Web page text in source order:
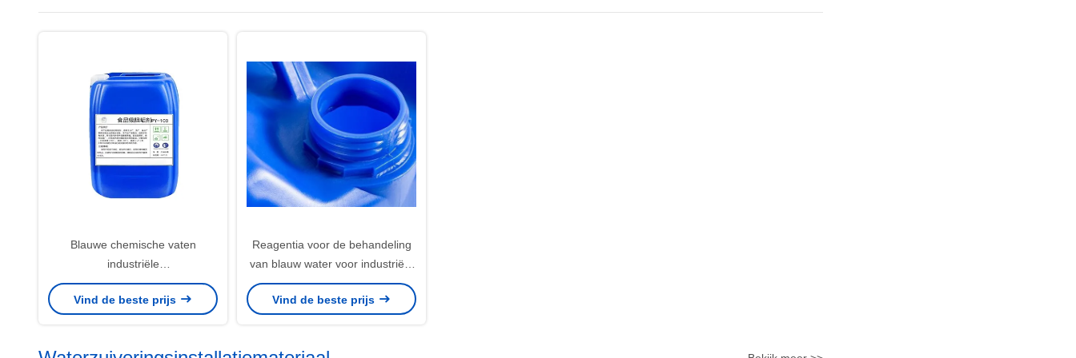
Blauwe chemische vaten
industriële
waterzuiveringssystemen Blauw
plastic 55 gallon vaten
Vind de beste prijs
Reagentia voor de behandeling
van blauw water voor industriële
toepassingen 25 kg
Vind de beste prijs